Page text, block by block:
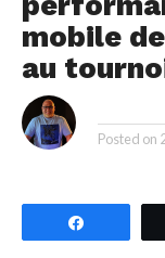
mobile
au
Posted on